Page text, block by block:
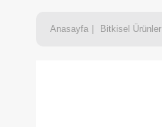
Anasayfa Bitkisel Ürünler